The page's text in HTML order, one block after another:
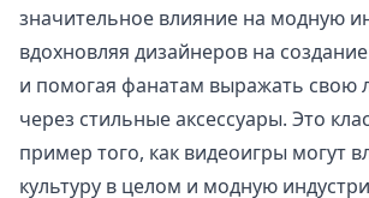
значительное влияние на модную
вдохновляя дизайнеров на
и помогая фанатам выражать свою
через стильные аксессуары. Это
пример того, как видеоигры могут
культуру в целом и модную